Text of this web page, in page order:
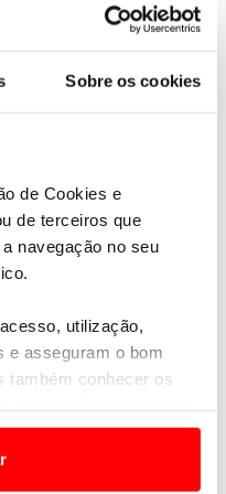
Sobre os cookies
de Cookies e
de terceiros que
navegação no seu
utilização,
e asseguram o bom
também conhecer os
produtos e/ou serviços.
tecnologias